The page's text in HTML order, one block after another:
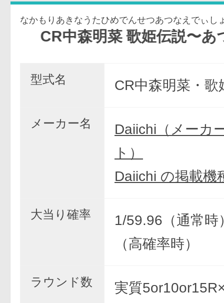
なかもりあきなうたひめでんせつあつなえでぃし
森明菜 歌姫伝説〜あつ菜
型式名 CR中森明菜・歌
メーカー名
Daiichi（メーカ
ト）
Daiichi の掲載機
大当り確率
1/59.96（通常時
（高確率時）
ラウンド数
実質